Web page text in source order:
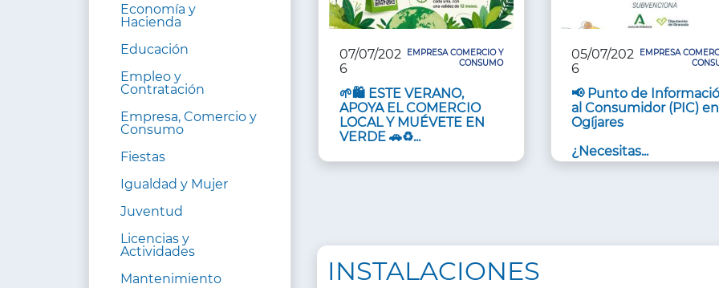
Economía y
Hacienda
Educación
Empleo y
Contratación
Empresa, Comercio y
Consumo
Fiestas
Igualdad y Mujer
Juventud
Licencias y
Actividades
Mantenimiento
07/07/202
6
EMPRESA COMERCIO Y
CONSUMO
🌱🛍️ ESTE VERANO,
APOYA EL COMERCIO
LOCAL Y MUÉVETE EN
VERDE 🚗♻️...
05/07/202
6
EMPRESA
📢 Punto de
al Consumidor (PIC) en
Ogíjares
¿Necesitas...
INSTALACIONES